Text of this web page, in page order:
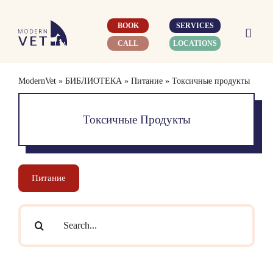
content
BOOK
CALL
SERVICES
LOCATIONS
ModernVet» БИБЛИОТЕКА» Питание» Токсичные продукты
Токсичные Продукты
Питание
Search
for: